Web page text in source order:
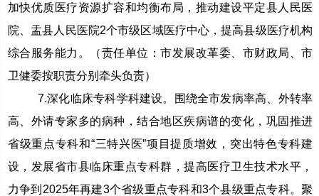
加快优质医疗资源扩容和均衡布局，推动建设平定县人民医
院、盂县人民医院2个市级区域医疗中心，提高县级医疗机构
综合服务能力。（责任单位：市发展改革委、市财政局、市
卫健委按职责分别牵头负责）
7.深化临床专科学科建设。围绕全市发病率高、外转率
高、外请专家多的病种，结合地区疾病谱的变化，巩固推进
省级重点专科和“三特兴医”项目提质增效，突出特色专科建
设，发展省市县临床重点专科群，提高医疗卫生技术水平，
力争到2025年再建3个省级重点专科和3个县级重点专科。聚